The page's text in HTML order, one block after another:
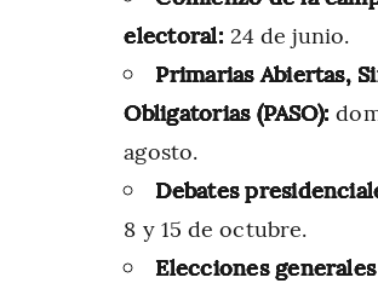
electoral: 24 de junio.
Primarias Abiertas,
Obligatorias (PASO):
agosto.
Debates
8 y 15 de octubre.
Elecciones